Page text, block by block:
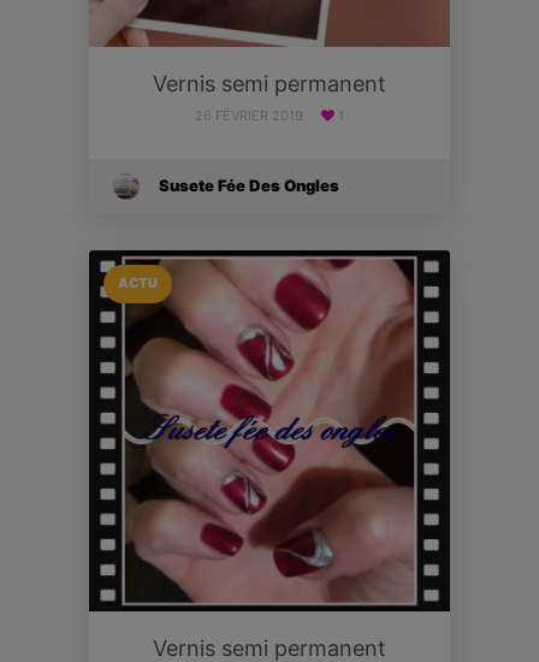
Vernis semi permanent
26 FÉVRIER 2019 1
Susete Fée Des Ongles
ACTU
Vernis semi permanent